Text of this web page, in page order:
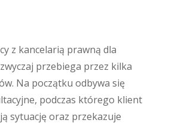
z kancelarią prawną dla
przebiega przez kilka
Na początku odbywa się
podczas którego klient
sytuację oraz przekazuje